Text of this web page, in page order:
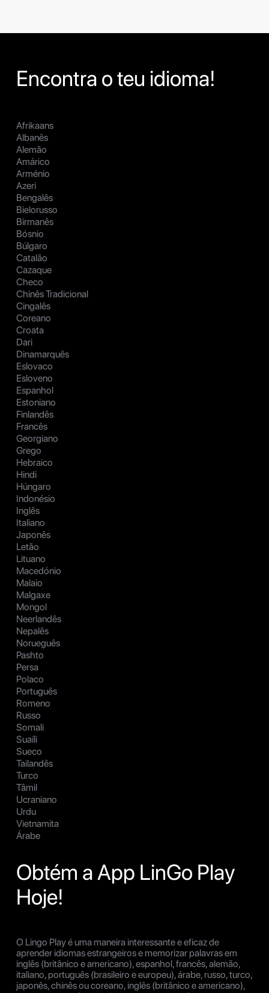
Encontra o teu idioma!
Afrikaans
Albanês
Alemão
Amárico
Arménio
Azeri
Bengalês
Bielorusso
Birmanês
Bósnio
Búlgaro
Catalão
Cazaque
Checo
Chinês Tradicional
Cingalês
Coreano
Croata
Dari
Dinamarquês
Eslovaco
Esloveno
Espanhol
Estoniano
Finlandês
Francês
Georgiano
Grego
Hebraico
Hindi
Húngaro
Indonésio
Inglês
Italiano
Japonês
Letão
Lituano
Macedónio
Malaio
Malgaxe
Mongol
Neerlandês
Nepalês
Norueguês
Pashto
Persa
Polaco
Português
Romeno
Russo
Somali
Suaíli
Sueco
Tailandês
Turco
Tâmil
Ucraniano
Urdu
Vietnamita
Árabe
Obtém a App LinGo Play
Hoje!
O Lingo Play é uma maneira interessante e eficaz de
aprender idiomas estrangeiros e memorizar palavras em
inglês (britânico e americano), espanhol, francês, alemão,
italiano, português (brasileiro e europeu), árabe, russo, turco,
japonês, chinês ou coreano, inglês (britânico e americano),